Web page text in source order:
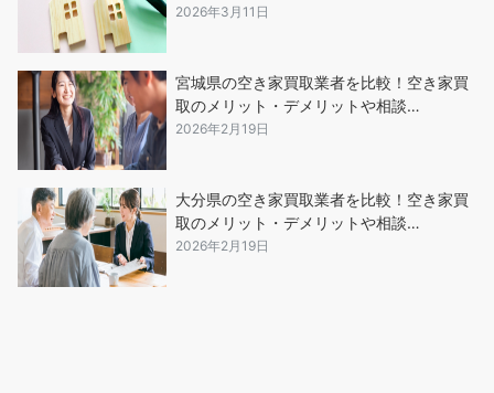
2026年3月11日
宮城県の空き家買取業者を比較！空き家買
取のメリット・デメリットや相談…
2026年2月19日
大分県の空き家買取業者を比較！空き家買
取のメリット・デメリットや相談…
2026年2月19日